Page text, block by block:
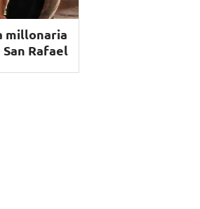
millonaria
Rafael